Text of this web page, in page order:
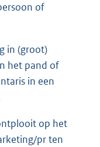
of
in (groot)
het pand of
in een
op het
pr ten